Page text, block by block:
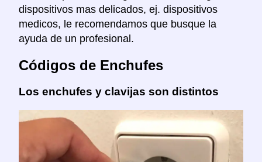
dispositivos mas delicados, ej. dispositivos
medicos, le recomendamos que busque la
ayuda de un profesional.
Códigos de Enchufes
Los enchufes y clavijas son distintos